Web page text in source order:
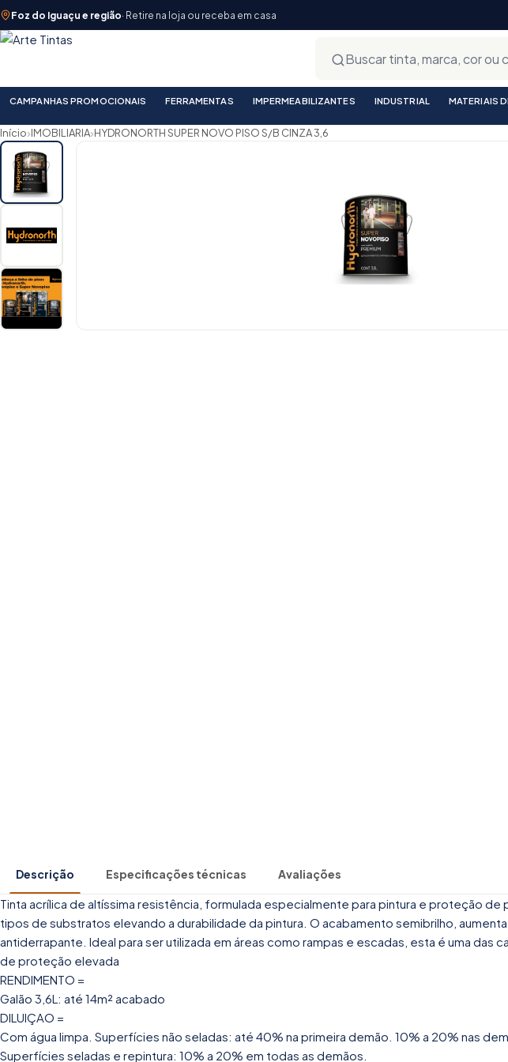
Foz do Iguaçu e região· Retire na loja ou receba em casa
CAMPANHAS PROMOCIONAIS FERRAMENTAS IMPERMEABILIZANTES INDUSTRIAL MATERIAIS
Início›IMOBILIARIA›HYDRONORTH SUPER NOVO PISO S/B CINZA 3,6
Descrição Especificações técnicas Avaliações
Tinta acrílica de altíssima resistência, formulada especialmente para pintura e proteção
tipos de substratos elevando a durabilidade da pintura. O acabamento semibrilho,
antiderrapante. Ideal para ser utilizada em áreas como rampas e escadas, esta é uma
de proteção elevada
RENDIMENTO =
Galão 3,6L: até 14m² acabado
DILUIÇAO =
Com água limpa. Superfícies não seladas: até 40% na primeira demão. 10% a 20% nas
Superfícies seladas e repintura: 10% a 20% em todas as demãos.